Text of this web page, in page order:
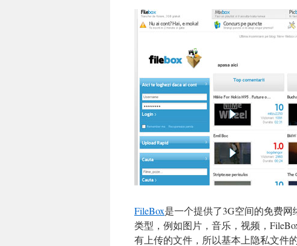
FileBox是一个提供了3G空间的免费
类型，例如图片，音乐，视频，
有上传的文件，所以基本上隐私文件